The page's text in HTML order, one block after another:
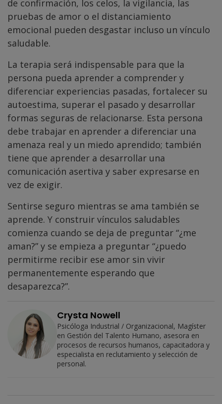
de confirmación, los celos, la vigilancia, las
pruebas de amor o el distanciamiento
emocional pueden desgastar incluso un vínculo
saludable.
La terapia será indispensable para que la
persona pueda aprender a comprender y
diferenciar experiencias pasadas, fortalecer su
autoestima, superar el pasado y desarrollar
formas seguras de relacionarse. Esta persona
debe trabajar en aprender a diferenciar una
amenaza real y un miedo aprendido; también
tiene que aprender a desarrollar una
comunicación asertiva y saber expresarse en
vez de exigir.
Sentirse seguro mientras se ama también se
aprende. Y construir vínculos saludables
comienza cuando se deja de preguntar “¿me
aman?” y se empieza a preguntar “¿puedo
permitirme recibir ese amor sin vivir
permanentemente esperando que
desaparezca?”.
Crysta Nowell
Psicóloga Industrial / Organizacional, Magíster
en Gestión del Talento Humano, asesora en
procesos de recursos humanos, capacitadora y
especialista en reclutamiento y selección de
personal.